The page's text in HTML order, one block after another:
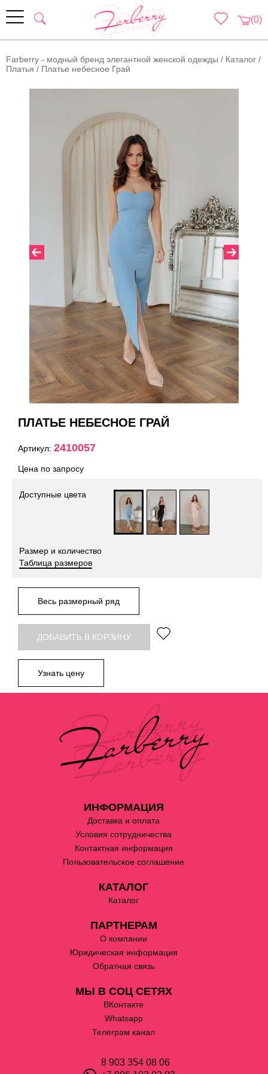
(0)
Farberry - модный бренд элегантной женской одежды / Каталог /
Платья / Платье небесное Грай
ПЛАТЬЕ НЕБЕСНОЕ ГРАЙ
Артикул: 2410057
Цена по запросу
Доступные цвета
Размер и количество
Таблица размеров
Весь размерный ряд
ДОБАВИТЬ В КОРЗИНУ
Узнать цену
ИНФОРМАЦИЯ
Доставка и оплата
Условия сотрудничества
Контактная информация
Пользовательское соглашение
КАТАЛОГ
Каталог
ПАРТНЕРАМ
О компании
Юридическая информация
Обратная связь
МЫ В СОЦ СЕТЯХ
ВКонтакте
Whatsapp
Телеграм канал
8 903 354 08 06